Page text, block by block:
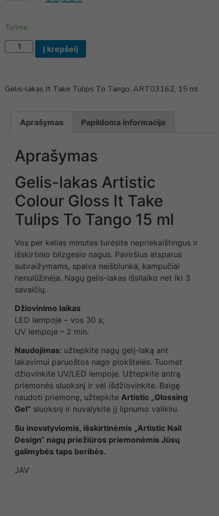
Turime
Į krepšelį
Gelis-lakas It Take Tulips To Tango, ART03162, 15 ml
Aprašymas Papildoma informacija
Aprašymas
Gelis-lakas Artistic
Colour Gloss It Take
Tulips To Tango 15 ml
Vos per kelias minutes turėsite nepriekaištingus ir
išskirtinio blizgesio nagus. Paviršius atsparus
subraižymams, spalva neišblunka, kampučiai
nenulūžinėja. Nagų gelis-lakas išsilaiko net iki 3
savaičių.
Džiovinimo laikas
LED lempoje – vos 30 s;
UV lempoje – 2 min.
Naudojimas: užtepkite nagų gelį-laką ant
lakavimui paruoštos nago plokštelės. Tuomet
džiovinkite UV/LED lempoje. Užtepkite antrą
priemonės sluoksnį ir vėl išdžiovinkite. Baigę
naudoti priemonę, užtepkite Artistic „Glossing
Gel“ sluoksnį ir nuvalykite jį lipnumo valikliu.
Su inovatyviomis, išskirtinėmis „Artistic Nail
Design“ nagų priežiūros priemonėmis Jūsų
galimybės taps beribės.
JAV